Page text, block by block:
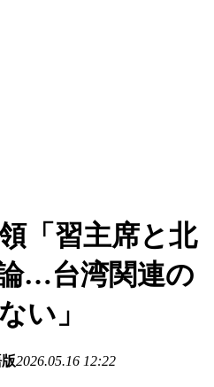
「習主席と北
…台湾関連の
い」
2026.05.16 12:22